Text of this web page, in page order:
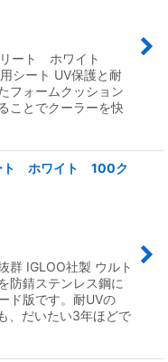
リート ホワイト
シート UV保護と耐
フォームクッション
ことでクーラーを快
ト ホワイト 100ク
群 IGLOO社製 ウルト
防錆ステンレス鋼に
ド版です。耐UVの
、だいたい3年ほどで